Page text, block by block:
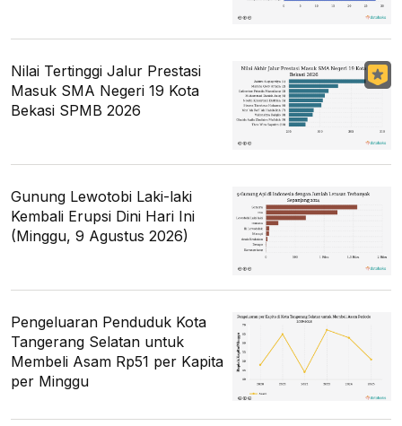
Nilai Tertinggi Jalur Prestasi
Masuk SMA Negeri 19 Kota
Bekasi SPMB 2026
Gunung Lewotobi Laki-laki
Kembali Erupsi Dini Hari Ini
(Minggu, 9 Agustus 2026)
Pengeluaran Penduduk Kota
Tangerang Selatan untuk
Membeli Asam Rp51 per Kapita
per Minggu